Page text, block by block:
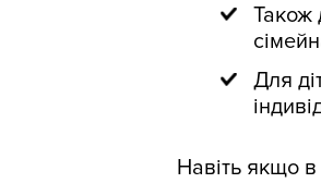
Також
Для
Навіть якщо